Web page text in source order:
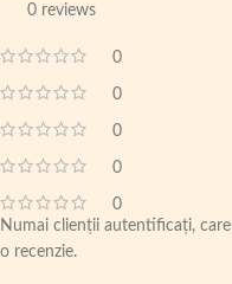
0 reviews
0
0
0
0
0
Numai clienții autentificați,
o recenzie.